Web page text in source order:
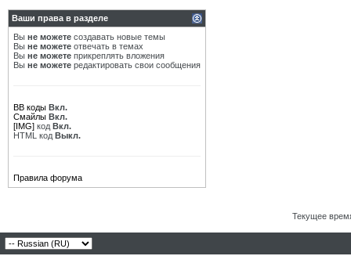
Ваши права в разделе
Вы не можете создавать новые темы
Вы не можете отвечать в темах
Вы не можете прикреплять вложения
Вы не можете редактировать свои сообщения
BB коды Вкл.
Смайлы Вкл.
[IMG] код Вкл.
HTML код Выкл.
Правила форума
Текущее